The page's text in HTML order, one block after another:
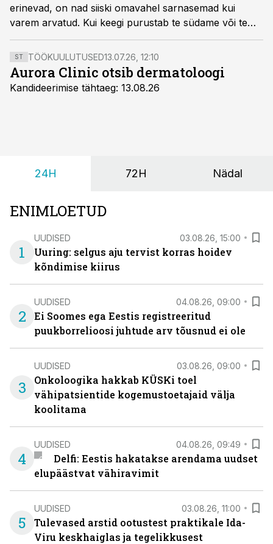
erinevad, on nad siiski omavahel sarnasemad kui
varem arvatud. Kui keegi purustab te südame või te
tunnete sotsiaalset tõrjutust, siis teeb see ka füüsiliselt
haiget. Ajakirjas Psychological Science avaldatud
teadusartikkel selgitab selle keha ja hinge vahelise
interaktsiooni tagamaid, vahendab ERRi teadusportaal.
ST TÖÖKUULUTUSED13.07.26, 12:10
Aurora Clinic otsib dermatoloogi
Kandideerimise tähtaeg: 13.08.26
24H 72H Nädal
ENIMLOETUD
1
UUDISED 03.08.26, 15:00
Uuring: selgus aju tervist korras hoidev
kõndimise kiirus
2
UUDISED 04.08.26, 09:00
Ei Soomes ega Eestis registreeritud
puukborrelioosi juhtude arv tõusnud ei ole
3
UUDISED 03.08.26, 09:00
Onkoloogika hakkab KÜSKi toel
vähipatsientide kogemustoetajaid välja
koolitama
4
UUDISED 04.08.26, 09:49
Delfi: Eestis hakatakse arendama uudset
elupäästvat vähiravimit
5
UUDISED 03.08.26, 11:00
Tulevased arstid ootustest praktikale Ida-
Viru keskhaiglas ja tegelikkusest